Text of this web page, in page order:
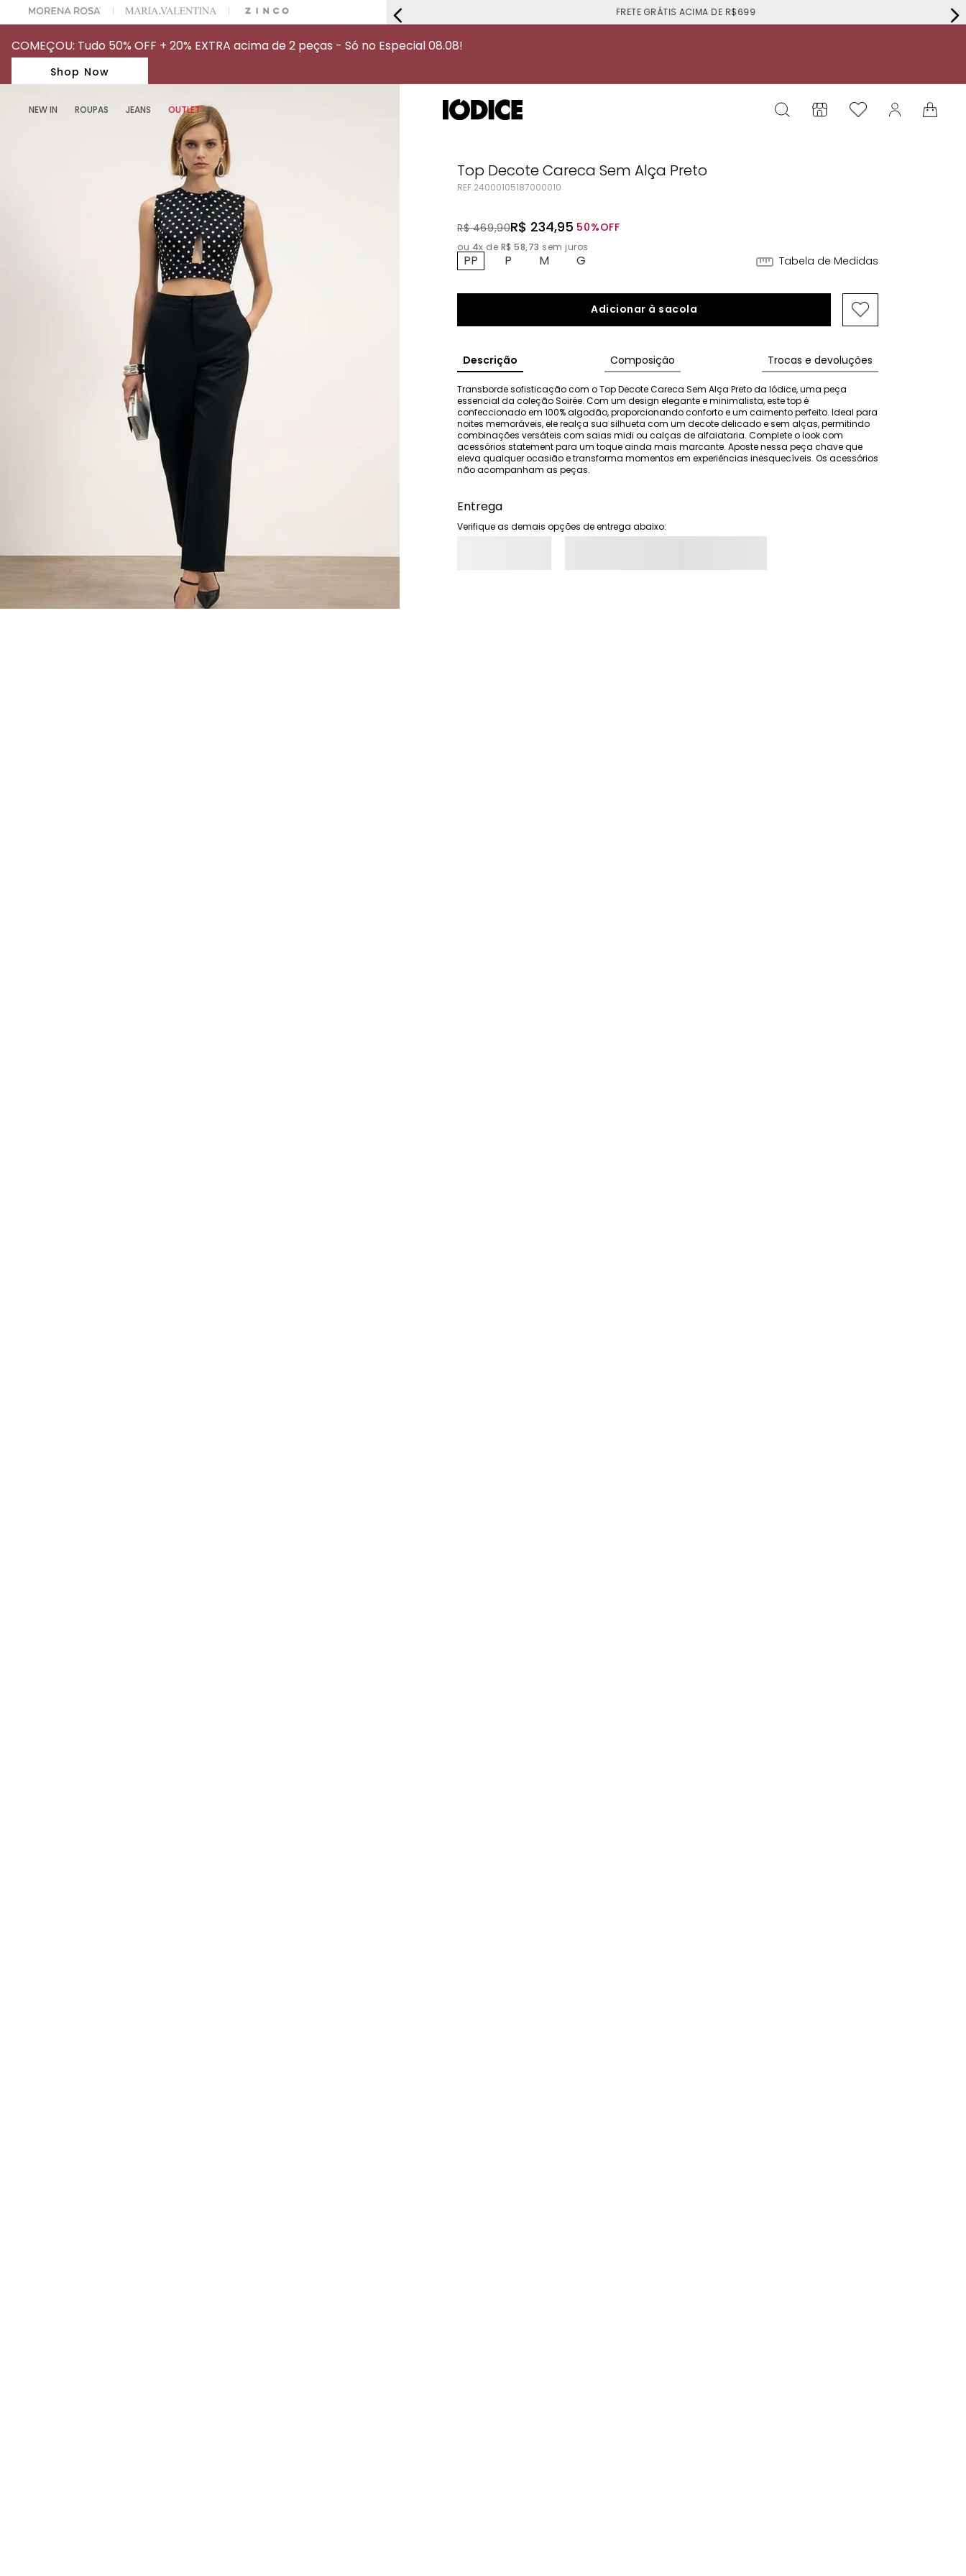
ESCOLHER SEU LOOK? FALE COM NOSSA PERSONAL SHOPPER. FRETE GRÁTIS ACIMA DE R$699
COMEÇOU: Tudo 50% OFF + 20% EXTRA acima de 2 peças - Só no Especial 08.08!
Shop Now
NEW IN ROUPAS JEANS OUTLET
Top Decote Careca Sem Alça Preto
REF.24000105187000010
R$ 469,90R$ 234,95 50%OFF
ou 4x de R$ 58,73 sem juros
PP P M G Tabela de Medidas
Adicionar à sacola
Descrição Composição Trocas e devoluções
Transborde sofisticação com o Top Decote Careca Sem Alça Preto da Iódice, uma peça
essencial da coleção Soirée. Com um design elegante e minimalista, este top é
confeccionado em 100% algodão, proporcionando conforto e um caimento perfeito. Ideal para
noites memoráveis, ele realça sua silhueta com um decote delicado e sem alças, permitindo
combinações versáteis com saias midi ou calças de alfaiataria. Complete o look com
acessórios statement para um toque ainda mais marcante. Aposte nessa peça chave que
eleva qualquer ocasião e transforma momentos em experiências inesquecíveis. Os acessórios
não acompanham as peças.
Entrega
Verifique as demais opções de entrega abaixo: